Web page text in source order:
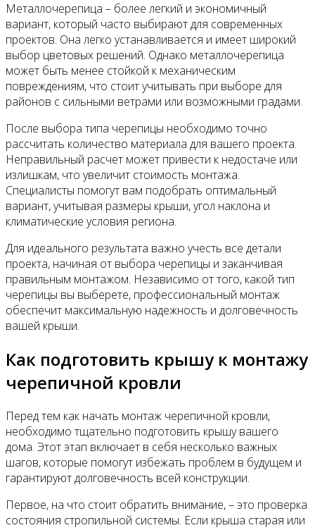
Металлочерепица – более легкий и экономичный
вариант, который часто выбирают для современных
проектов. Она легко устанавливается и имеет широкий
выбор цветовых решений. Однако металлочерепица
может быть менее стойкой к механическим
повреждениям, что стоит учитывать при выборе для
районов с сильными ветрами или возможными градами.
После выбора типа черепицы необходимо точно
рассчитать количество материала для вашего проекта.
Неправильный расчет может привести к недостаче или
излишкам, что увеличит стоимость монтажа.
Специалисты помогут вам подобрать оптимальный
вариант, учитывая размеры крыши, угол наклона и
климатические условия региона.
Для идеального результата важно учесть все детали
проекта, начиная от выбора черепицы и заканчивая
правильным монтажом. Независимо от того, какой тип
черепицы вы выберете, профессиональный монтаж
обеспечит максимальную надежность и долговечность
вашей крыши.
Как подготовить крышу к монтажу
черепичной кровли
Перед тем как начать монтаж черепичной кровли,
необходимо тщательно подготовить крышу вашего
дома. Этот этап включает в себя несколько важных
шагов, которые помогут избежать проблем в будущем и
гарантируют долговечность всей конструкции.
Первое, на что стоит обратить внимание, – это проверка
состояния стропильной системы. Если крыша старая или